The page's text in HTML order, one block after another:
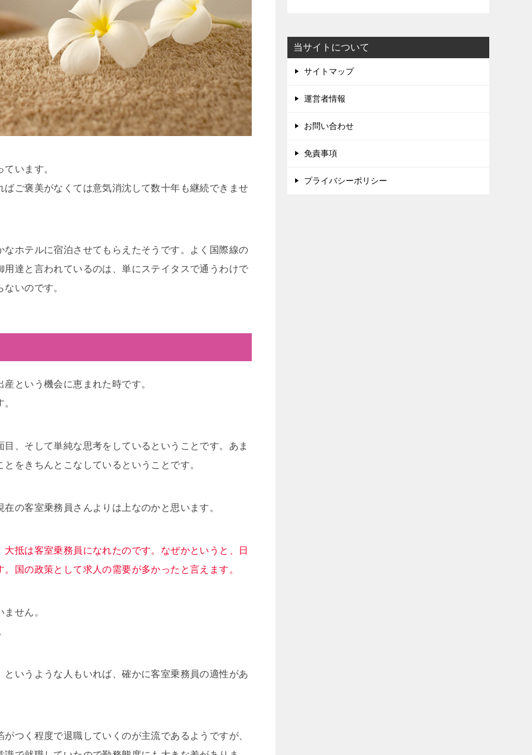
います。
ご褒美がなくては意気消沈して数十年も継続できませ
ホテルに宿泊させてもらえたそうです。よく国際線の
達と言われているのは、単にステイタスで通うわけで
いのです。
という機会に恵まれた時です。
、そして単純な思考をしているということです。あま
をきちんとこなしているということです。
の客室乗務員さんよりは上なのかと思います。
抵は客室乗務員になれたのです。なぜかというと、日
国の政策として求人の需要が多かったと言えます。
せん。
いうような人もいれば、確かに客室乗務員の適性があ
つく程度で退職していくのが主流であるようですが、
当サイトについて
サイトマップ
運営者情報
お問い合わせ
免責事項
プライバシーポリシー